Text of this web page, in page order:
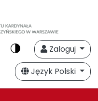
Zaloguj
Język Polski